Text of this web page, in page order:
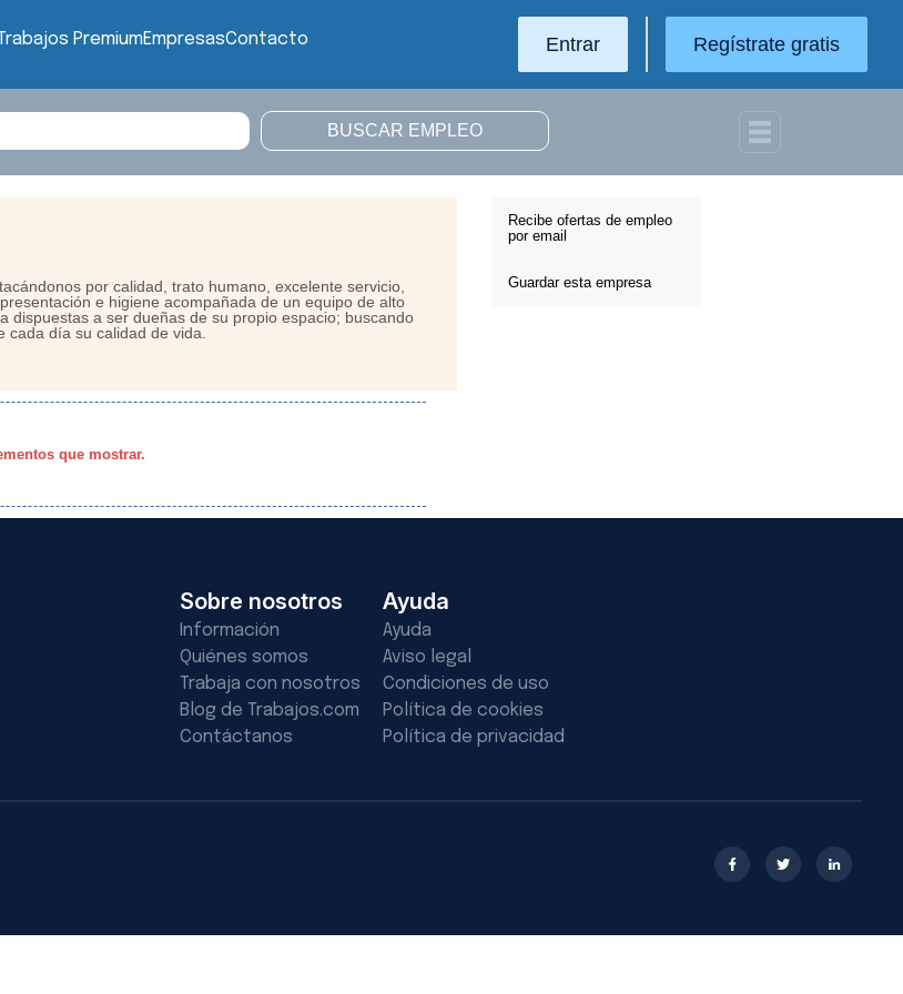
PremiumEmpresasContacto Entrar Regístrate gratis
Recibe ofertas de empleo
por email
Guardar esta empresa
por calidad, trato humano, excelente servicio,
e higiene acompañada de un equipo de alto
dispuestas a ser dueñas de su propio espacio; buscando
día su calidad de vida.
que mostrar.
Sobre nosotros
Información
Quiénes somos
Trabaja con nosotros
Blog de Trabajos.com
Contáctanos
Ayuda
Ayuda
Aviso legal
Condiciones de uso
Política de cookies
Política de privacidad